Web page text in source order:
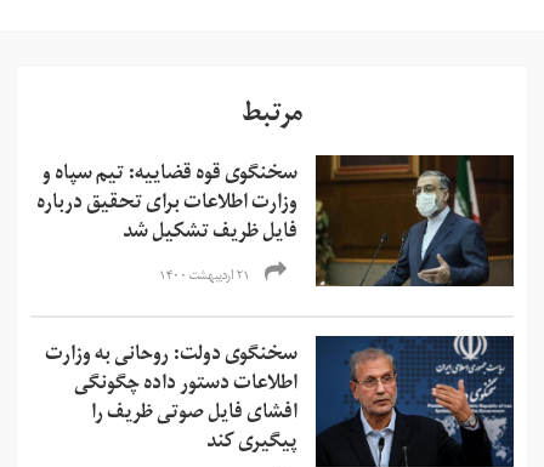
مرتبط
سخنگوی قوه قضاییه: تیم سپاه و
وزارت اطلاعات برای تحقیق درباره
فایل ظریف تشکیل شد
۲۱ اردیبهشت ۱۴۰۰
سخنگوی دولت: روحانی به وزارت
اطلاعات دستور داده چگونگی
افشای فایل صوتی ظریف را
پیگیری کند